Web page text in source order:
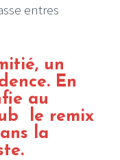
entres
un
En
au
le remix
la